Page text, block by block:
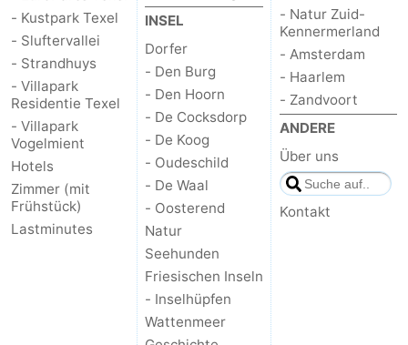
Essen
und
trinken
Veranstaltungen
Praktisch
Forum
Route
-
- Kustpark Texel
- Sluftervallei
- Strandhuys
- Villapark
Residentie Texel
- Villapark
Vogelmient
Hotels
Zimmer (mit
Frühstück)
Lastminutes
INSEL
Dorfer
- Den Burg
- Den Hoorn
- De Cocksdorp
- De Koog
- Oudeschild
- De Waal
- Oosterend
Natur
Seehunden
Friesischen Inseln
- Inselhüpfen
Wattenmeer
- Natur Zuid-
Kennermerland
- Amsterdam
- Haarlem
- Zandvoort
ANDERE
Über uns
Kontakt